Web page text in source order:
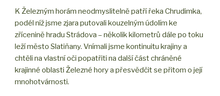
K Železným horám neodmyslitelně patří řeka Chrudimka,
podél níž jsme zjara putovali kouzelným údolím ke
zřícenině hradu Strádova – několik kilometrů dále po toku
leží město Slatiňany. Vnímali jsme kontinuitu krajiny a
chtěli na vlastní oči popatřiti na další část chráněné
krajinné oblasti Železné hory a přesvědčit se přitom o její
mnohotvárnosti.